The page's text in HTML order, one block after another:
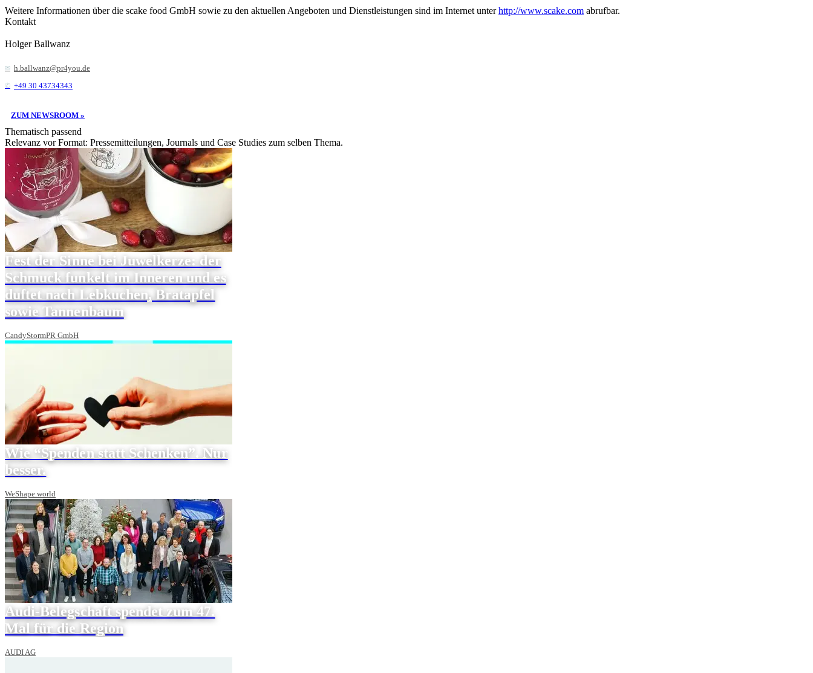
Weitere Informationen über die scake food GmbH sowie zu den aktuellen Angeboten und Dienstleistungen sind im Internet unterhttp://www.scake.com abrufbar.
Kontakt
Holger Ballwanz
h.ballwanz@pr4you.de
+49 30 43734343
ZUM NEWSROOM »
Thematisch passend
Relevanz vor Format: Pressemitteilungen, Journals und Case Studies zum selben Thema.
Fest der Sinne bei Juwelkerze: der
Schmuck funkelt im Inneren und es
duftet nach Lebkuchen, Bratapfel
sowie Tannenbaum
CandyStormPR GmbH
Wie “Spenden statt Schenken”. Nur
besser.
WeShape.world
Audi-Belegschaft spendet zum 47.
Mal für die Region
AUDI AG